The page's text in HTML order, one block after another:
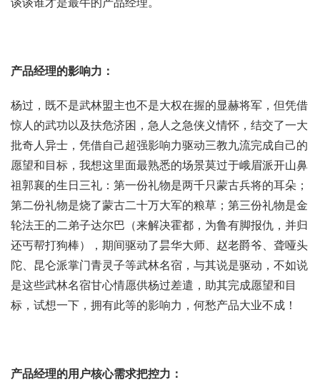
谈谈谁才是最牛的产品经理。
产品经理的影响力：
杨过，既不是武林盟主也不是大权在握的显赫将军，但凭借
惊人的武功以及扶危济困，急人之急侠义情怀，结交了一大
批奇人异士，凭借自己超强影响力驱动三教九流完成自己的
愿望和目标，我想这里面最熟悉的场景莫过于峨眉派开山鼻
祖郭襄的生日三礼：第一份礼物是两千只蒙古兵将的耳朵；
第二份礼物是烧了蒙古二十万大军的粮草；第三份礼物是金
轮法王的二弟子达尔巴（来解决霍都，为鲁有脚报仇，并归
还丐帮打狗棒），期间驱动了昙华大师、赵老爵爷、聋哑头
陀、昆仑派掌门青灵子等武林名宿，与其说是驱动，不如说
是这些武林名宿甘心情愿供杨过差遣，助其完成愿望和目
标，试想一下，拥有此等的影响力，何愁产品大业不成！
产品经理的用户核心需求把控力：